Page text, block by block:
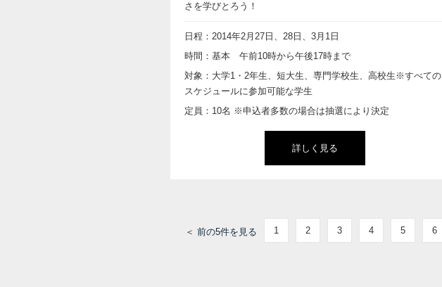
さを学びとろう！
日程：2014年2月27日、28日、3月1日
時間：基本 午前10時から午後17時まで
対象：大学1・2年生、短大生、専門学校生、高校生※すべての
スケジュールに参加可能な学生
定員：10名 ※申込者多数の場合は抽選により決定
詳しく見る
＜ 前の5件を見る 1 2 3 4 5 6